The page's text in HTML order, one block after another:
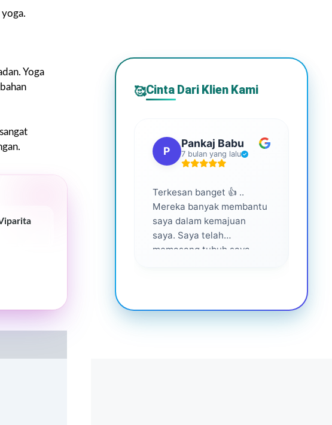
Yoga
🥰Cinta Dari Klien Kami
P
Pankaj Babu
7 bulan yang lalu
Terkesan banget 👍 ..
Mereka banyak membantu
saya dalam kemajuan
saya. Saya telah
memasang tubuh saya
dari mereka 💕